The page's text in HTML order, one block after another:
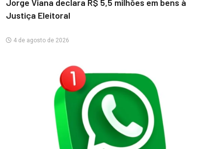
Jorge Viana declara R$ 5,5 milhões em bens à
Justiça Eleitoral
4 de agosto de 2026